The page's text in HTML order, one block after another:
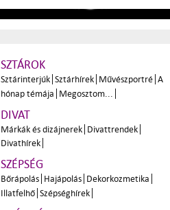
SZTÁROK
Sztárinterjúk Sztárhírek Művészportré A
hónap témája Megosztom...
DIVAT
Márkák és dizájnerek Divattrendek
Divathírek
SZÉPSÉG
Bőrápolás Hajápolás Dekorkozmetika
Illatfelhő Szépséghírek